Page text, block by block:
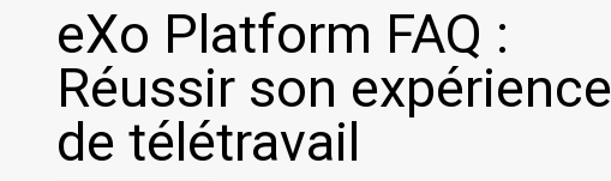
eXo Platform FAQ :
Réussir son expérience
de télétravail